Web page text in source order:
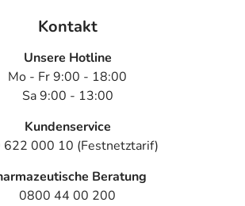
Kontakt
Unsere Hotline
Mo - Fr 9:00 - 18:00
Sa 9:00 - 13:00
Kundenservice
000 10 (Festnetztarif)
Beratung
0800 44 00 200